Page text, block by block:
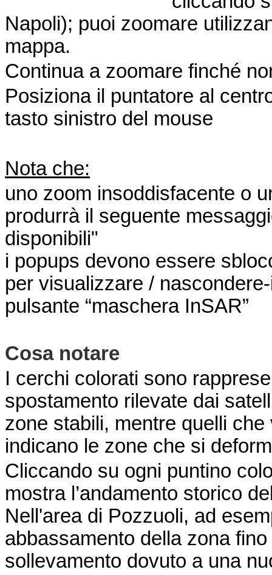
Napoli); puoi zoomare
mappa.
Continua a zoomare finché
Posiziona il puntatore al
tasto sinistro del mouse
Nota che:
uno zoom insoddisfacente o
produrrà il seguente
disponibili"
i popups devono essere
per visualizzare /
pulsante “maschera InSAR”
Cosa notare
I cerchi colorati sono
spostamento rilevate dai
zone stabili, mentre quelli
indicano le zone che si
Cliccando su ogni puntino
mostra l’andamento storico
Nell'area di Pozzuoli, ad
abbassamento della zona
sollevamento dovuto a una